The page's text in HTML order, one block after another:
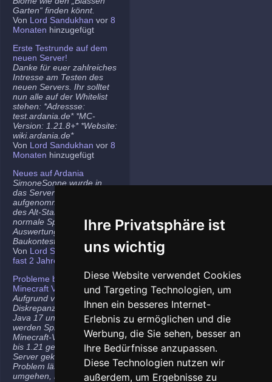
Ihre Privatsphäre ist
uns wichtig
Diese Website verwendet Cookies
und Targeting Technologien, um
Ihnen ein besseres Internet-
Erlebnis zu ermöglichen und die
Werbung, die Sie sehen, besser an
Ihre Bedürfnisse anzupassen.
Diese Technologien nutzen wir
außerdem, um Ergebnisse zu
Garten“ finden könnt.
Von Lord Sandukhan vor 8
Monaten hinzugefügt
Erste Testrunde auf dem
neuen Server!
Danke für euer zahlreiches
Intresse am Testen des
neuen Servers. Ihr solltet
nun alle auf der Whitelist
stehen: *Adressse:
test.ardania.de* *MC-
Version: 1.21.8+* *Website:
wiki.ardania.de*
Von Lord Sandukhan vor 8
Monaten hinzugefügt
Neues auf Ardania
SimoneSonne wurde in
das Server-Team
aufgenommen, Freigabe
des Alt-Stammi Ranges für
normale Spieler,
Auswertung des letzten
Baukontest.
Von Lord Sandukhanvor
fast 2 Jahren
Probleme bei neueren
Minecraft Versionen
Aufgrund von
Diskrepanzen zwischen
Java 17 und Java 21
werden Spieler auf den
Minecraft-Versionen 1.20.5
bis 1.21 gelegentlich vom
Server gekickt. Das
Problem lässt sich
umgehen, indem ihr die